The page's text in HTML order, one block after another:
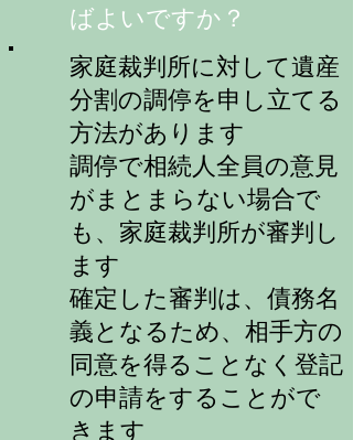
ばよいですか？
​家庭裁判所に対して遺産
分割の調停を申し立てる
方法があります
調停で相続人全員の意見
がまとまらない場合で
も、家庭裁判所が審判し
ます
​確定した審判は、債務名
義となるため、相手方の
同意を得ることなく登記
の申請をすることがで
きます